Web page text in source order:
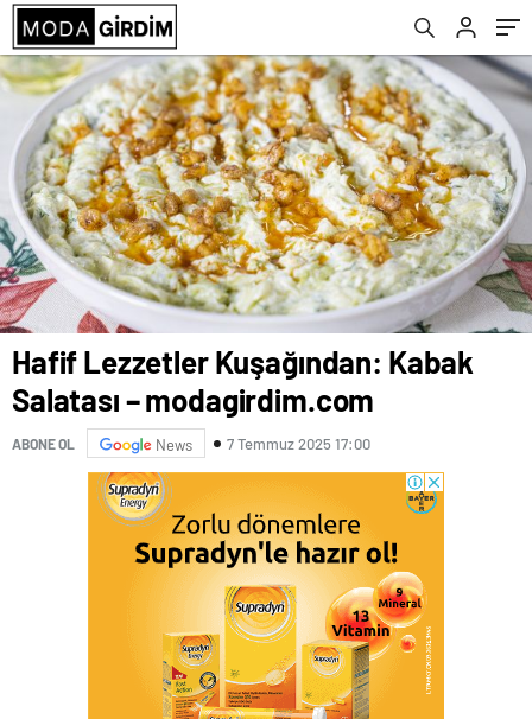
Hafif Lezzetler Kuşağından: Kabak
Salatası – modagirdim.com
ABONE OL News 7 Temmuz 2025 17:00